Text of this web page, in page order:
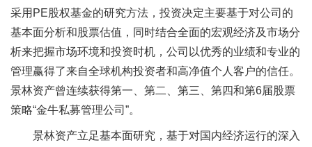
采用PE股权基金的研究方法，投资决定主要基于对公司的
基本面分析和股票估值，同时结合全面的宏观经济及市场分
析来把握市场环境和投资时机，公司以优秀的业绩和专业的
管理赢得了来自全球机构投资者和高净值个人客户的信任。
景林资产曾连续获得第一、第二、第三、第四和第6届股票
策略“金牛私募管理公司”。
景林资产立足基本面研究，基于对国内经济运行的深入